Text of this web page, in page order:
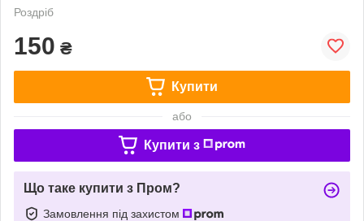
Роздріб
150 ₴
Купити
або
Купити з
Що таке купити з Пром?
Замовлення під захистом